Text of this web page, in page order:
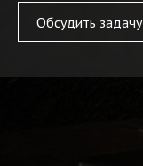
Обсудить задачу